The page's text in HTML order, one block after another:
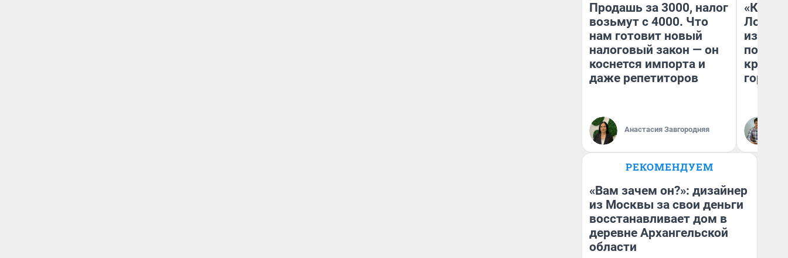
Продашь за 3000, налог
возьмут с 4000. Что
нам готовит новый
налоговый закон — он
коснется импорта и
даже репетиторов
Анастасия Завгородняя
«Как
из
круче
города
РЕКОМЕНДУЕМ
«Вам зачем он?»: дизайнер
из Москвы за свои деньги
восстанавливает дом в
деревне Архангельской
области